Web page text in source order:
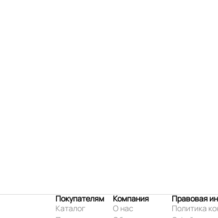
Покупателям
Каталог
Компания
О нас
Правовая
Политика